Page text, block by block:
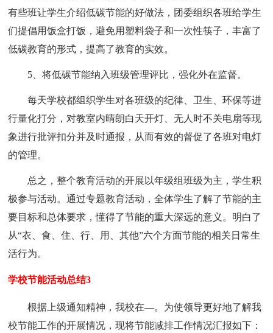
有些班让学生介绍低碳节能的好做法，团委组织各班给学生
们提倡用饭盒打饭，避免用塑料袋子和一次性筷子，丰富了
低碳教育的形式，提高了教育的实效。
5、将低碳节能纳入班级管理评比，强化外在监督。
每天学校都组织学生对各班级的纪律、卫生、环保等进
行量化打分，对教室内晴朗白天开灯、无人时不关电扇等现
象进行批评扣分并及时通报，从而有效的督促了各班对电灯
的管理。
总之，整个教育活动的开展以年级组班级为主，学生积
极参与活动。通过专题教育活动，全体学生了解了节能的主
要目标和总体要求，懂得了节能的重大深远的意义。明白了
从“衣、食、住、行、用、其他”六个方面节能的相关日常生
活行为。
学校节能活动总结3
根据上级通知精神，我校在—。为使领导更好地了解我
校节能工作的开展情况，现将节能减排工作情况汇报如下：